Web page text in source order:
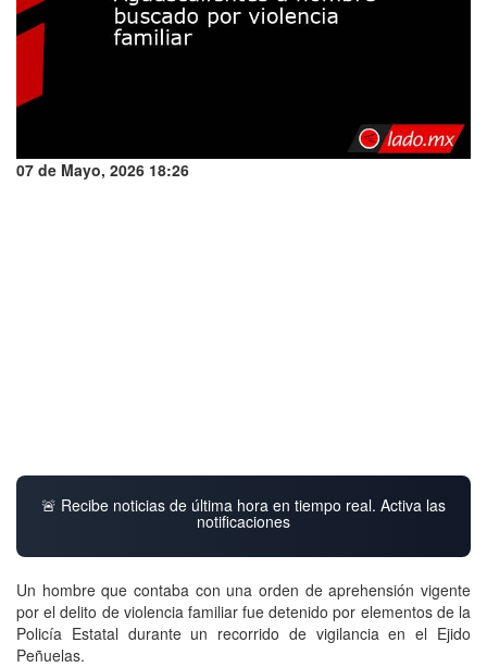
07 de Mayo, 2026 18:26
🚨 Recibe noticias de última hora en tiempo real. Activa las
notificaciones
Un hombre que contaba con una orden de aprehensión vigente
por el delito de violencia familiar fue detenido por elementos de la
Policía Estatal durante un recorrido de vigilancia en el Ejido
Peñuelas.